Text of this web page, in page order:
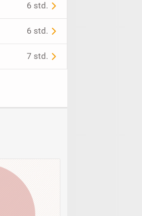
6 std.
6 std.
7 std.